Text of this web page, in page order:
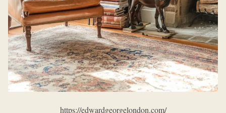
https://edwardgeorgelondon.com/